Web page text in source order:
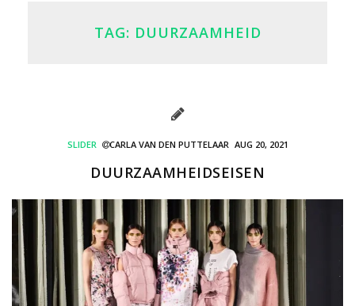
TAG: DUURZAAMHEID
SLIDER CARLA VAN DEN PUTTELAAR AUG 20, 2021
DUURZAAMHEIDSEISEN